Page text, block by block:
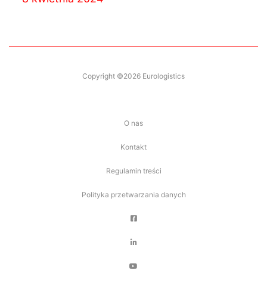
Copyright ©2026 Eurologistics
O nas
Kontakt
Regulamin treści
Polityka przetwarzania danych